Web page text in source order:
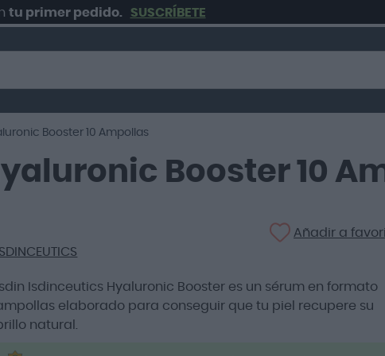
pedido. SUSCRÍBETE
Booster 10 Ampollas
Booster 10
Añadir a
ISDINCEUTICS
Isdin Isdinceutics Hyaluronic Booster es un sérum en formato
elaborado para conseguir que tu piel recupere su
natural.